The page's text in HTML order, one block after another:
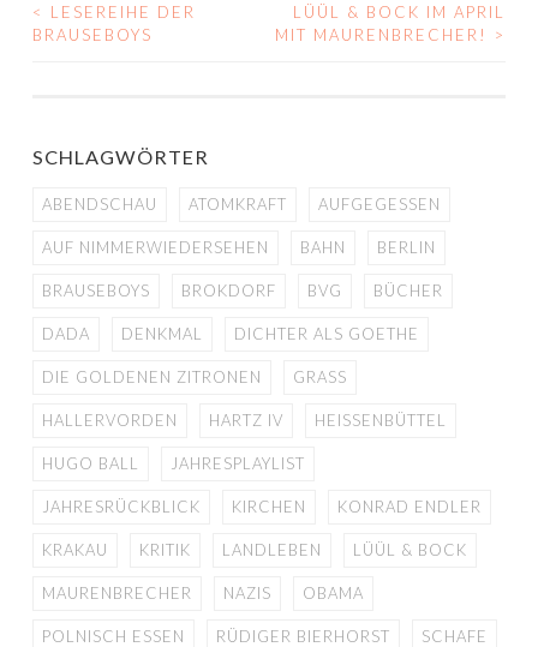
BEITRAGS-
<
LESEREIHE DER
BRAUSEBOYS
LÜÜL & BOCK IM APRIL
MIT MAURENBRECHER!
>
SCHLAGWÖRTER
ABENDSCHAU ATOMKRAFT AUFGEGESSEN
AUF NIMMERWIEDERSEHEN BAHN BERLIN
BRAUSEBOYS BROKDORF BVG BÜCHER
DADA DENKMAL DICHTER ALS GOETHE
DIE GOLDENEN ZITRONEN GRASS
HALLERVORDEN HARTZ IV HEISSENBÜTTEL
HUGO BALL JAHRESPLAYLIST
JAHRESRÜCKBLICK KIRCHEN KONRAD ENDLER
KRAKAU KRITIK LANDLEBEN LÜÜL & BOCK
MAURENBRECHER NAZIS OBAMA
POLNISCH ESSEN RÜDIGER BIERHORST SCHAFE